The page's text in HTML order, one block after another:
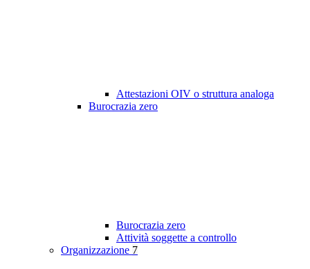
Attestazioni OIV o struttura analoga
Burocrazia zero
Burocrazia zero
Attività soggette a controllo
Organizzazione 7